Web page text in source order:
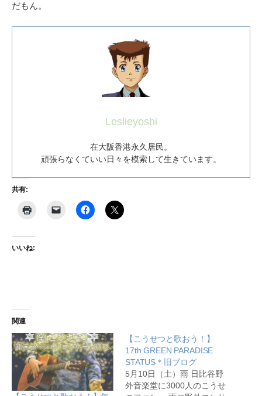
だもん。
Leslieyoshi
在大阪香港永久居民。
頑張らなくていい日々を模索して生きています。
共有:
いいね:
関連
【こうせつと歌おう！】
17th GREEN PARADISE
STATUS＊旧ブログ
5月10日（土）雨 日比谷野
外音楽堂に3000人のこうせ